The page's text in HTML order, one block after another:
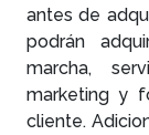
antes de
podrán
marcha,
marketing y
cliente.